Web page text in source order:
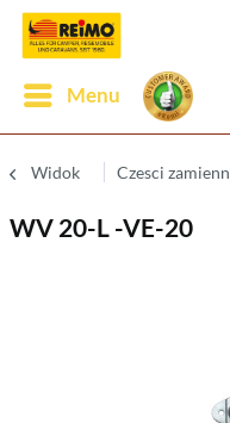
Menu
Widok Czesci
WV 20-L -VE-20